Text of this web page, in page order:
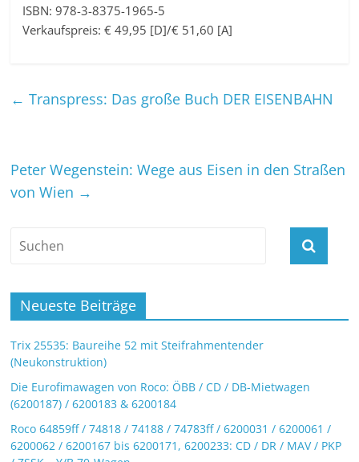
ISBN: 978-3-8375-1965-5
Verkaufspreis: € 49,95 [D]/€ 51,60 [A]
← Transpress: Das große Buch DER EISENBAHN
Peter Wegenstein: Wege aus Eisen in den Straßen
von Wien →
Neueste Beiträge
Trix 25535: Baureihe 52 mit Steifrahmentender
(Neukonstruktion)
Die Eurofimawagen von Roco: ÖBB / CD / DB-Mietwagen
(6200187) / 6200183 & 6200184
Roco 64859ff / 74818 / 74188 / 74783ff / 6200031 / 6200061 /
6200062 / 6200167 bis 6200171, 6200233: CD / DR / MAV / PKP